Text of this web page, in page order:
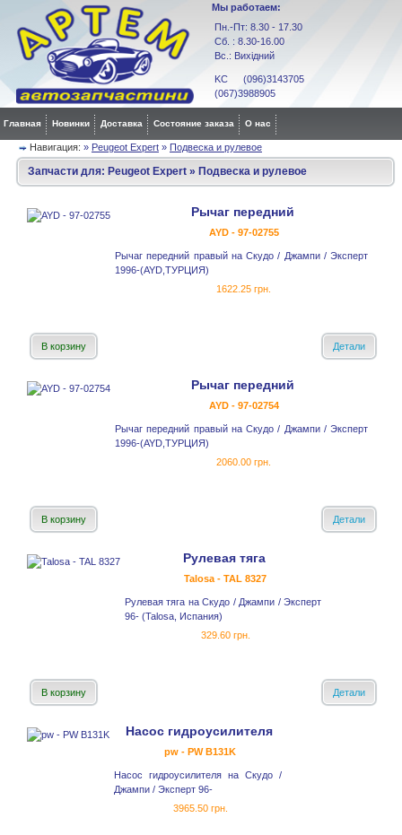
Мы работаем:
Пн.-Пт: 8.30 - 17.30
Сб. : 8.30-16.00
Вс.: Вихідний
KC (096)3143705
(067)3988905
Главная Новинки Доставка Состояние заказа О нас
Навигация: » Peugeot Expert » Подвеска и рулевое
Запчасти для: Peugeot Expert » Подвеска и рулевое
Рычаг передний
AYD - 97-02755
Рычаг передний правый на Скудо / Джампи / Эксперт
1996-(AYD,ТУРЦИЯ)
1622.25 грн.
В корзину Детали
Рычаг передний
AYD - 97-02754
Рычаг передний правый на Скудо / Джампи / Эксперт
1996-(AYD,ТУРЦИЯ)
2060.00 грн.
В корзину Детали
Рулевая тяга
Talosa - TAL 8327
Рулевая тяга на Скудо / Джампи / Эксперт
96- (Talosa, Испания)
329.60 грн.
В корзину Детали
Насос гидроусилителя
pw - PW B131K
Насос гидроусилителя на Скудо /
Джампи / Эксперт 96-
3965.50 грн.